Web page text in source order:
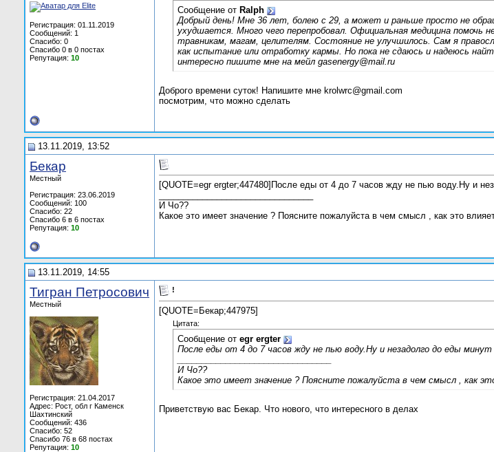
Регистрация: 01.11.2019
Сообщений: 1
Спасибо: 0
Спасибо 0 в 0 постах
Репутация: 10
Сообщение от Ralph
Добрый день! Мне 36 лет, болею с 29, а может и раньше просто не
ухудшается. Много чего перепробовал. Официальная медицина
травникам, магам, целителям. Состояние не улучшилось. Сам я
как испытание или отработку кармы. Но пока не сдаюсь и надеюсь
интересно пишите мне на мейл gasenergy@mail.ru
Доброго времени суток! Напишите мне krolwrc@gmail.com
посмотрим, что можно сделать
13.11.2019, 13:52
Бекар
Местный
Регистрация: 23.06.2019
Сообщений: 100
Спасибо: 22
Спасибо 6 в 6 постах
Репутация: 10
[QUOTE=egr ergter;447480]После еды от 4 до 7 часов жду не пью воду.Ну и
И Чо??
Какое это имеет значение ? Поясните пожалуйста в чем смысл , как это
13.11.2019, 14:55
Тигран Петросович
Местный
Регистрация: 21.04.2017
Адрес: Рост, обл г Каменск
Шахтинский
Сообщений: 436
Спасибо: 52
Спасибо 76 в 68 постах
Репутация: 10
!
[QUOTE=Бекар;447975]
Цитата:
Сообщение от egr ergter
После еды от 4 до 7 часов жду не пью воду.Ну и незадолго до еды
И Чо??
Какое это имеет значение ? Поясните пожалуйста в чем смысл , как
Приветствую вас Бекар. Что нового, что интересного в делах